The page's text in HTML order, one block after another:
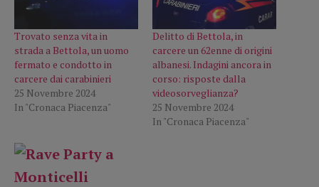
Trovato senza vita in
strada a Bettola, un uomo
fermato e condotto in
carcere dai carabinieri
25 Novembre 2024
In "Cronaca Piacenza"
Delitto di Bettola, in
carcere un 62enne di origini
albanesi. Indagini ancora in
corso: risposte dalla
videosorveglianza?
25 Novembre 2024
In "Cronaca Piacenza"